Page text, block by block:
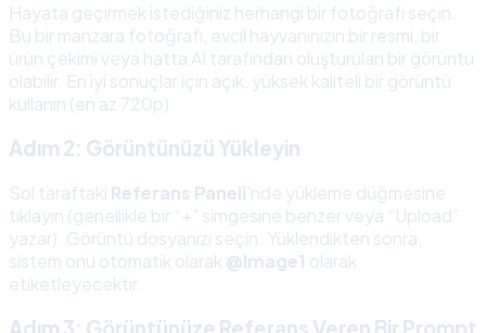
Hayata geçirmek istediğiniz herhangi bir fotoğrafı seçin.
Bu bir manzara fotoğrafı, evcil hayvanınızın bir resmi, bir
ürün çekimi veya hatta AI tarafından oluşturulan bir görüntü
olabilir. En iyi sonuçlar için açık, yüksek kaliteli bir görüntü
kullanın (en az 720p).
Adım 2: Görüntünüzü Yükleyin
Sol taraftaki Referans Paneli’nde yükleme düğmesine
tıklayın (genellikle bir “+” simgesine benzer veya “Upload”
yazar). Görüntü dosyanızı seçin. Yüklendikten sonra,
sistem onu otomatik olarak @Image1 olarak
etiketleyecektir.
Adım 3: Görüntünüze Referans Veren Bir Prompt